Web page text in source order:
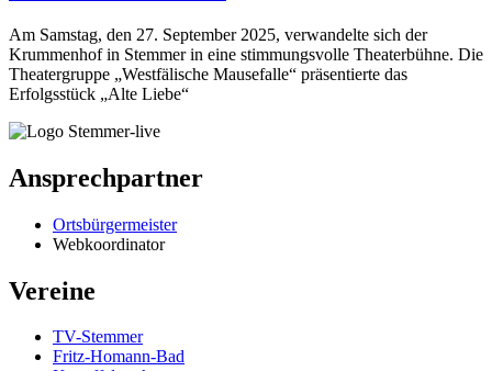
Am Samstag, den 27. September 2025, verwandelte sich der
Krummenhof in Stemmer in eine stimmungsvolle Theaterbühne. Die
Theatergruppe „Westfälische Mausefalle“ präsentierte das
Erfolgsstück „Alte Liebe“
Ansprechpartner
Ortsbürgermeister
Webkoordinator
Vereine
TV-Stemmer
Fritz-Homann-Bad